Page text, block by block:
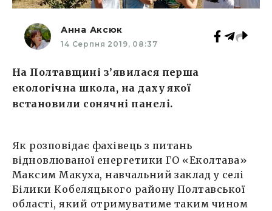
Анна Аксюк
14 Серпня 2019, 08:37
На Полтавщині з’явилася перша
екологічна школа, на даху якої
встановили сонячні панелі.
Як розповідає фахівець з питань
відновлюваної енергетики ГО «Еколтава»
Максим Макуха, навчальний заклад у селі
Білики Кобеляцького району Полтавської
області, який отримуватиме таким чином